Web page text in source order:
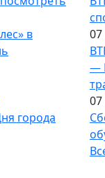
в
города
07
—
07